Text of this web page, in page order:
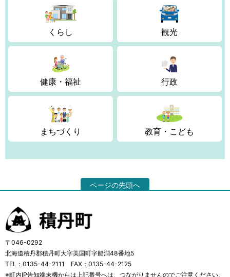
くらし 観光
健康・福祉 行政
まちづくり 教育・こども
ページの先頭へ
〒046-0292
北海道積丹郡積丹町大字美国町字船澗48番地5
TEL：0135-44-2111 FAX：0135-44-2125
※町内IP告知端末機からは上記番号へは、つながりませんのでご注意ください。